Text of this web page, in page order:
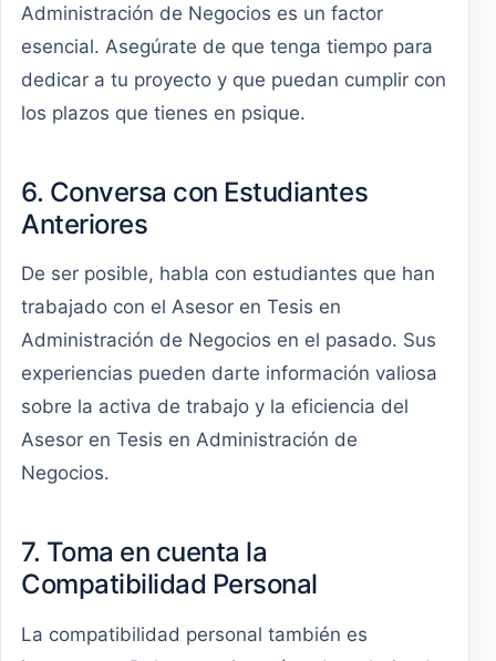
Administración de Negocios es un factor
esencial. Asegúrate de que tenga tiempo para
dedicar a tu proyecto y que puedan cumplir con
los plazos que tienes en psique.
6. Conversa con Estudiantes
Anteriores
De ser posible, habla con estudiantes que han
trabajado con el Asesor en Tesis en
Administración de Negocios en el pasado. Sus
experiencias pueden darte información valiosa
sobre la activa de trabajo y la eficiencia del
Asesor en Tesis en Administración de
Negocios.
7. Toma en cuenta la
Compatibilidad Personal
La compatibilidad personal también es